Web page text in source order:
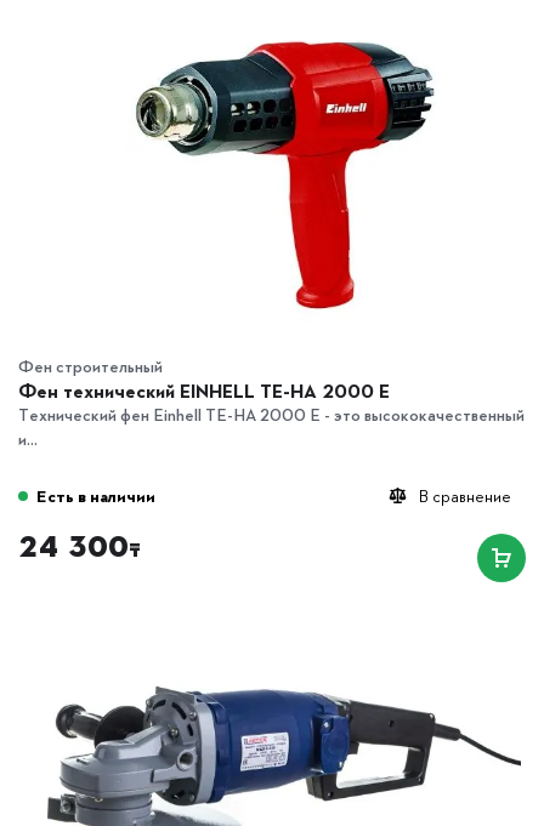
Фен строительный
Фен технический EINHELL TE-HA 2000 E
Технический фен Einhell TE-HA 2000 E - это высококачественный
и...
В сравнение
Есть в наличии
24 300₸